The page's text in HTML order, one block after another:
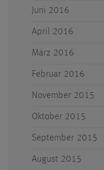
Juni 2016
April 2016
März 2016
Februar 2016
November 2015
Oktober 2015
September 2015
August 2015